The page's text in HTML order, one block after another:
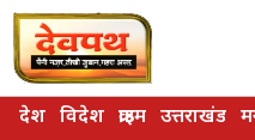
Skip
to
content
देश विदेश क्राइम उत्तराखंड